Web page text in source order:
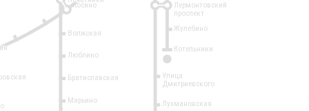
Лермонтовский
проспект
Жулебино
Котельники
Волжская
Люблино
Братиславская
Марьино
Улица
Дмитриевского
Лухмановская
Косино